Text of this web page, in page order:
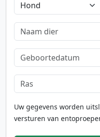
Uw gegevens worden
versturen van